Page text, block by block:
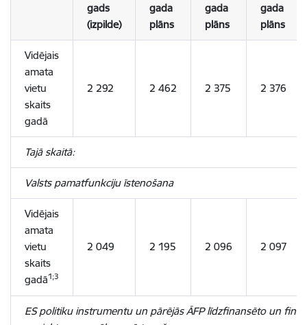
gads
(izpilde)
gada
plāns
gada
plāns
gada
plāns
Vidējais
amata
vietu
skaits
gadā
2 292 2 462 2 375 2 376
Tajā skaitā:
Valsts pamatfunkciju īstenošana
Vidējais
amata
vietu
skaits
gadā1;3
2 049 2 195 2 096 2 097
ES politiku instrumentu un pārējās ĀFP līdzfinansēto un